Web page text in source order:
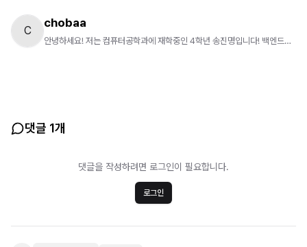
C
chobaa
안녕하세요! 저는 컴퓨터공학과에 재학중인 4학년 송진명입니다! 백엔드를
댓글 1개
댓글을 작성하려면 로그인이 필요합니다.
로그인